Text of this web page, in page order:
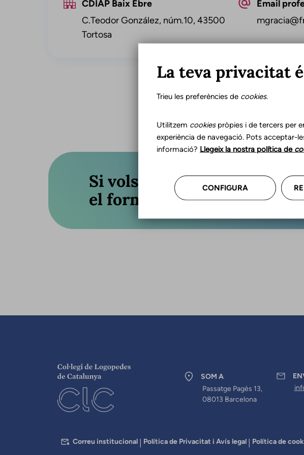
CDIAP Baix Ebre
C.Teodor González, núm.10, 43500
Tortosa
Email
Si vols actualitzar les
el formulari o truca'ns.
SOM A
Passatge Pagès 13,
08013 Barcelona
PEUCorreu institucional Política de Privacitat i Avís legal Política de
La teva privacitat
Trieu les preferències de cookies.
Utilitzem cookiespròpies i de tercers per
experiència de navegació. Pots acceptar-
informació? Llegeix la nostra política de
CONFIGURA